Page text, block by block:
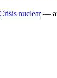
nuclear—